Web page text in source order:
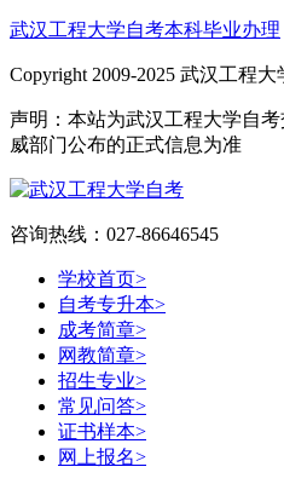
武汉工程大学自考本科毕业办理
Copyright 2009-2025 武汉工程大
声明：本站为武汉工程大学自
威部门公布的正式信息为准
咨询热线：027-86646545
学校首页>
自考专升本>
成考简章>
网教简章>
招生专业>
常见问答>
证书样本>
网上报名>